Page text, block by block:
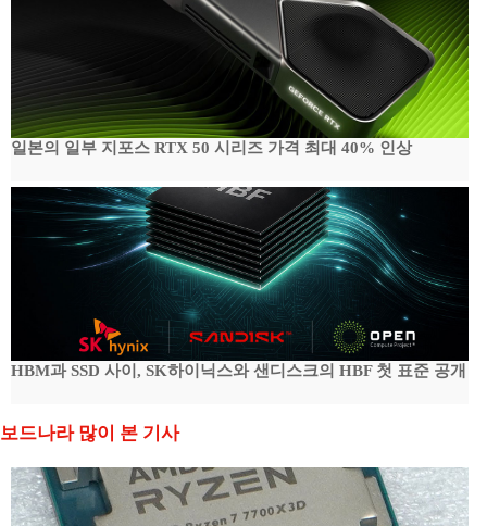
일본의 일부 지포스 RTX 50 시리즈 가격 최대 40% 인상
HBM과 SSD 사이, SK하이닉스와 샌디스크의 HBF 첫 표준 공개
보드나라 많이 본 기사